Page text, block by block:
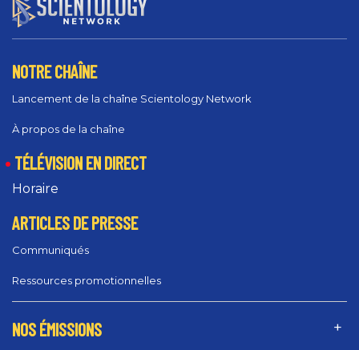
NOTRE CHAÎNE
Lancement de la chaîne Scientology Network
À propos de la chaîne
TÉLÉVISION EN DIRECT
Horaire
ARTICLES DE PRESSE
Communiqués
Ressources promotionnelles
NOS ÉMISSIONS